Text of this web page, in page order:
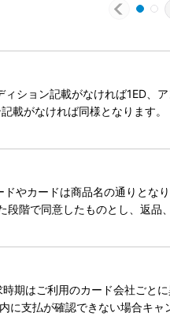
ション記載がなければ1ED、
載がなければ同様となります。
やカードは商品名の通りと
階で同意したものとし、返品
期はご利用のカード会社ごとに
支払が確認できない場合キャ